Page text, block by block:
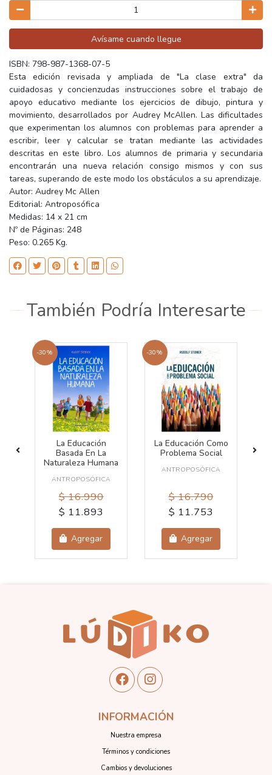
Avísame cuando llegue
ISBN: 798-987-1368-07-5
Esta edición revisada y ampliada de "La clase extra" da
cuidadosas y concienzudas instrucciones sobre el trabajo de
apoyo educativo mediante los ejercicios de dibujo, pintura y
movimiento, desarrollados por Audrey McAllen. Las dificultades
que experimentan los alumnos con problemas para aprender a
escribir, leer y calcular se tratan mediante las actividades
descritas en este libro. Los alumnos de primaria y secundaria
encontrarán una nueva relación consigo mismos y con sus
tareas, superando de este modo los obstáculos a su aprendizaje.
Autor: Audrey Mc Allen
Editorial: Antroposófica
Medidas: 14 x 21 cm
Nº de Páginas: 248
Peso: 0.265 Kg.
También Podría Interesarte
-30%
La Educación
Basada En La
Naturaleza Humana
ANTROPOSÓFICA
$ 16.990
$ 11.893
Agregar
-30%
La Educación Como
Problema Social
ANTROPOSÓFICA
$ 16.790
$ 11.753
Agregar
INFORMACIÓN
Nuestra empresa
Términos y condiciones
Cambios y devoluciones